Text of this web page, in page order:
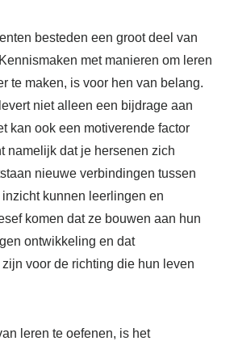
besteden een groot deel van
met manieren om leren
te maken, is voor hen van belang.
niet alleen een bijdrage aan
kan ook een motiverende factor
namelijk dat je hersenen zich
nieuwe verbindingen tussen
kunnen leerlingen en
komen dat ze bouwen aan hun
ontwikkeling en dat
voor de richting die hun leven
leren te oefenen, is het